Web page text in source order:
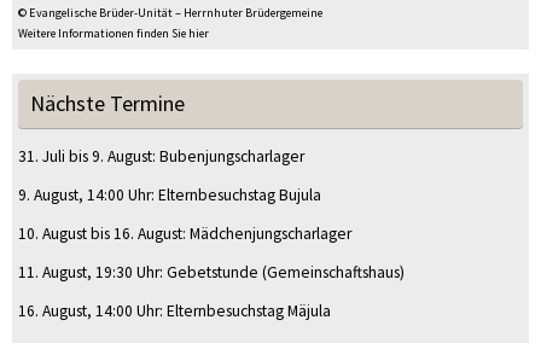
© Evangelische Brüder-Unität – Herrnhuter Brüdergemeine
Weitere Informationen finden Sie hier
Nächste Termine
31. Juli bis9. August: Bubenjungscharlager
9. August, 14:00 Uhr: Elternbesuchstag Bujula
10. Augustbis16. August: Mädchenjungscharlager
11. August, 19:30 Uhr: Gebetstunde (Gemeinschaftshaus)
16. August, 14:00 Uhr: Elternbesuchstag Mäjula